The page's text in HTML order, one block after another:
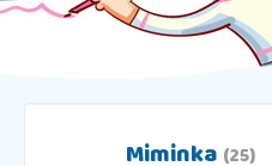
Miminka (25)